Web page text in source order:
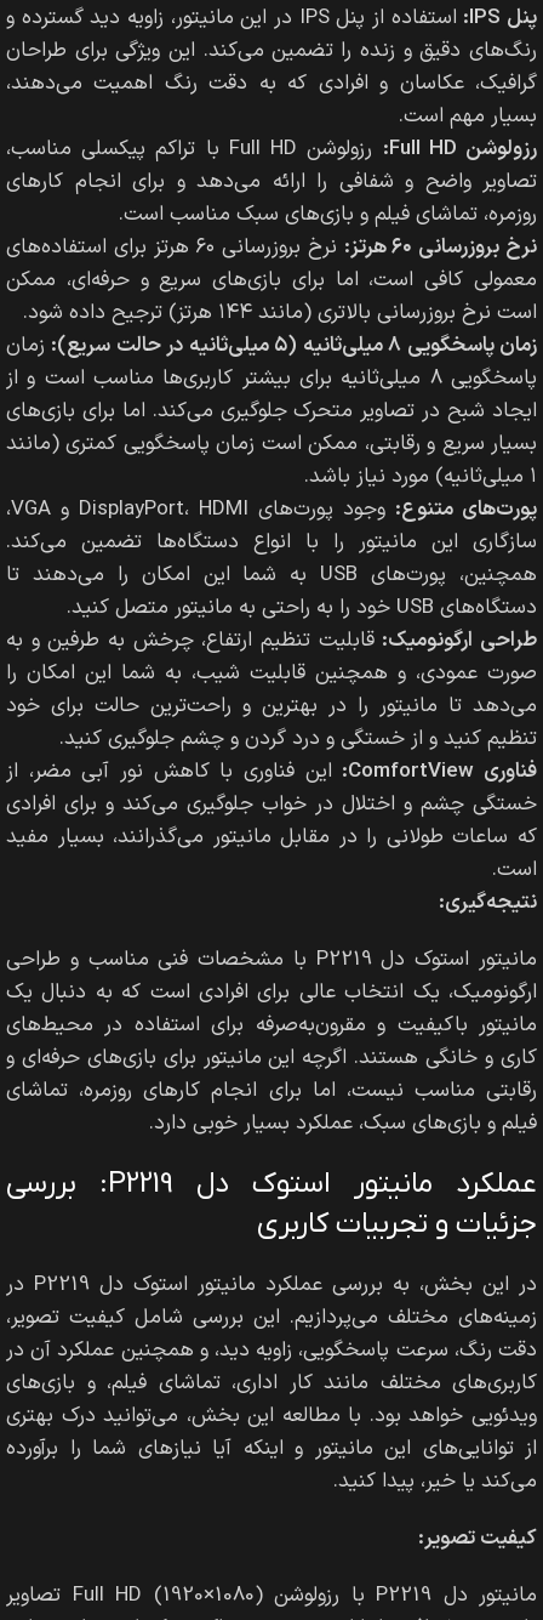
پنل IPS:
استفاده از پنل IPS در این مانیتور، زاویه دید گسترده و
رنگ‌های دقیق و زنده را تضمین می‌کند. این ویژگی برای طراحان
گرافیک، عکاسان و افرادی که به دقت رنگ اهمیت می‌دهند،
بسیار مهم است.
رزولوشن Full HD:
رزولوشن Full HD با تراکم پیکسلی مناسب،
تصاویر واضح و شفافی را ارائه می‌دهد و برای انجام کارهای
روزمره، تماشای فیلم و بازی‌های سبک مناسب است.
نرخ بروزرسانی ۶۰ هرتز:
نرخ بروزرسانی ۶۰ هرتز برای استفاده‌های
معمولی کافی است، اما برای بازی‌های سریع و حرفه‌ای، ممکن
است نرخ بروزرسانی بالاتری (مانند ۱۴۴ هرتز) ترجیح داده شود.
زمان پاسخگویی ۸ میلی‌ثانیه (۵ میلی‌ثانیه در حالت سریع):
زمان
پاسخگویی ۸ میلی‌ثانیه برای بیشتر کاربری‌ها مناسب است و از
ایجاد شبح در تصاویر متحرک جلوگیری می‌کند. اما برای بازی‌های
بسیار سریع و رقابتی، ممکن است زمان پاسخگویی کمتری (مانند
۱ میلی‌ثانیه) مورد نیاز باشد.
پورت‌های متنوع:
وجود پورت‌های DisplayPort، HDMI و VGA،
سازگاری این مانیتور را با انواع دستگاه‌ها تضمین می‌کند.
همچنین، پورت‌های USB به شما این امکان را می‌دهند تا
دستگاه‌های USB خود را به راحتی به مانیتور متصل کنید.
طراحی ارگونومیک: قابلیت تنظیم ارتفاع، چرخش به طرفین و به
صورت عمودی، و همچنین قابلیت شیب، به شما این امکان را
می‌دهد تا مانیتور را در بهترین و راحت‌ترین حالت برای خود
تنظیم کنید و از خستگی و درد گردن و چشم جلوگیری کنید.
فناوری ComfortView:
این فناوری با کاهش نور آبی مضر، از
خستگی چشم و اختلال در خواب جلوگیری می‌کند و برای افرادی
که ساعات طولانی را در مقابل مانیتور می‌گذرانند، بسیار مفید
است.
نتیجه‌گیری:
مانیتور استوک دل P2219 با مشخصات فنی مناسب و طراحی
ارگونومیک، یک انتخاب عالی برای افرادی است که به دنبال یک
مانیتور باکیفیت و مقرون‌به‌صرفه برای استفاده در محیط‌های
کاری و خانگی هستند. اگرچه این مانیتور برای بازی‌های حرفه‌ای و
رقابتی مناسب نیست، اما برای انجام کارهای روزمره، تماشای
فیلم و بازی‌های سبک، عملکرد بسیار خوبی دارد.
عملکرد مانیتور استوک دل P2219: بررسی
جزئیات و تجربیات کاربری
در این بخش، به بررسی عملکرد مانیتور استوک دل P2219 در
زمینه‌های مختلف می‌پردازیم. این بررسی شامل کیفیت تصویر،
دقت رنگ، سرعت پاسخگویی، زاویه دید، و همچنین عملکرد آن در
کاربری‌های مختلف مانند کار اداری، تماشای فیلم، و بازی‌های
ویدئویی خواهد بود. با مطالعه این بخش، می‌توانید درک بهتری
از توانایی‌های این مانیتور و اینکه آیا نیازهای شما را برآورده
می‌کند یا خیر، پیدا کنید.
کیفیت تصویر:
مانیتور دل P2219 با رزولوشن Full HD (1920×1080) تصاویر